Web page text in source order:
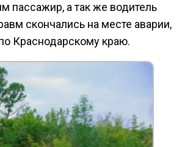
пассажир, а так же водитель
скончались на месте аварии,
Краснодарскому краю.